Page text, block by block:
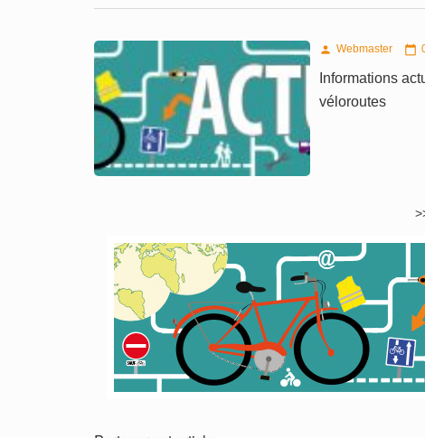
 Webmaster 
Informations
véloroutes